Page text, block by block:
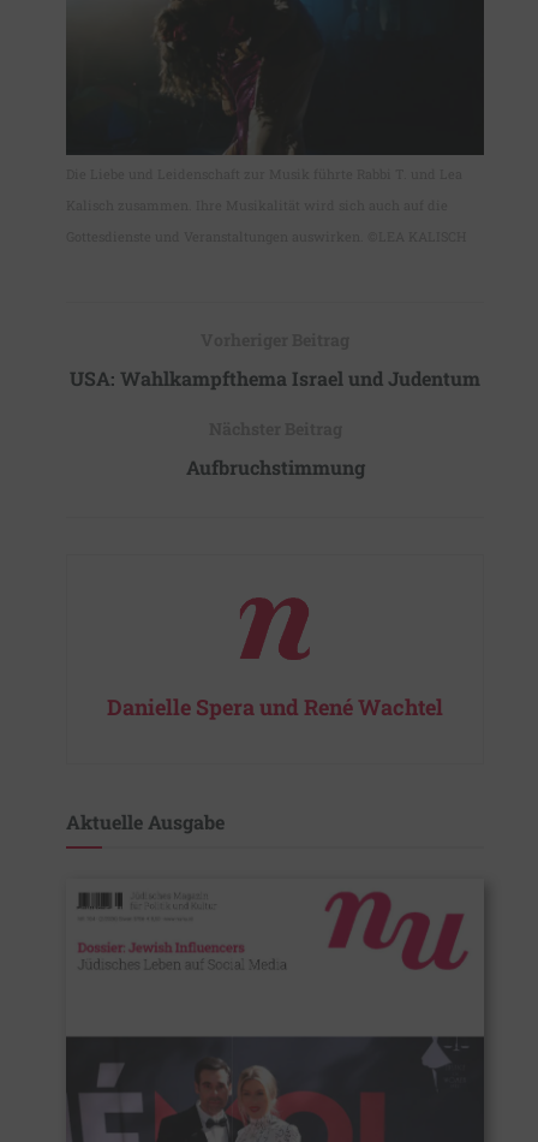
USA: Wahlkampfthema Israel und Judentum
Aufbruchstimmung
Danielle Spera und René Wachtel
Aktuelle Ausgabe​